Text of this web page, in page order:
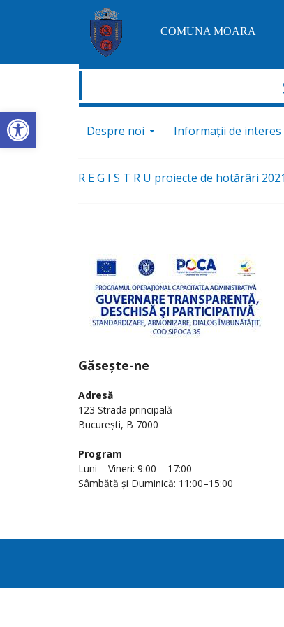
Deschide bara de unelte
COMUNA MOARA
Despre noi Informații de interes
R E G I S T R U proiecte de hotărâri 2021
Găsește-ne
Adresă
123 Strada principală
București, B 7000
Program
Luni – Vineri: 9:00 – 17:00
Sâmbătă și Duminică: 11:00–15:00